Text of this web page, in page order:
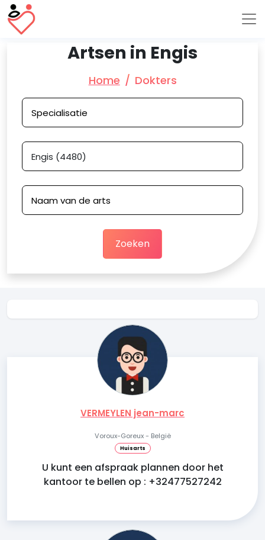
Artsen in Engis
Home Dokters
Zoeken
VERMEYLEN jean-marc
Voroux-Goreux - België
Huisarts
U kunt een afspraak plannen door het
kantoor te bellen op : +32477527242